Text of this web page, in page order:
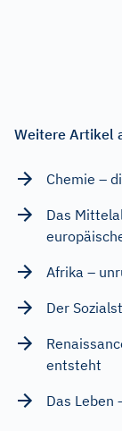
Weitere Artikel
Chemie –
Das
Afrika –
Der
entsteht
Das Leben